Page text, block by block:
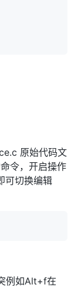
原始代码文
令，开启操作
可切换编辑
例如Alt+f在